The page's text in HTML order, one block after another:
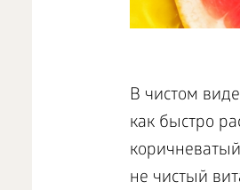
В чистом
как быстро
не чистый